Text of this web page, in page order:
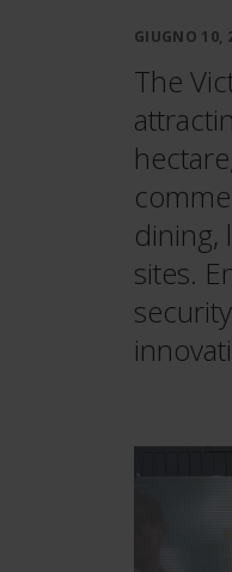
GIUGNO 10,
The
dining,
sites.